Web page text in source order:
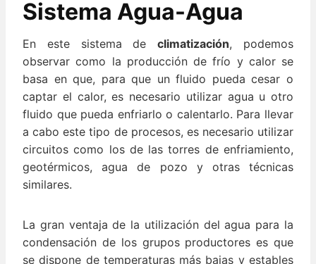
Sistema Agua-Agua
En este sistema declimatización, podemos
observar como la producción de frío y calor se
basa en que, para que un fluido pueda cesar o
captar el calor, es necesario utilizar agua u otro
fluido que pueda enfriarlo o calentarlo. Para llevar
a cabo este tipo de procesos, es necesario utilizar
circuitos como los de las torres de enfriamiento,
geotérmicos, agua de pozo y otras técnicas
similares.
La gran ventaja de la utilización del agua para la
condensación de los grupos productores es que
se dispone de temperaturas más bajas y estables